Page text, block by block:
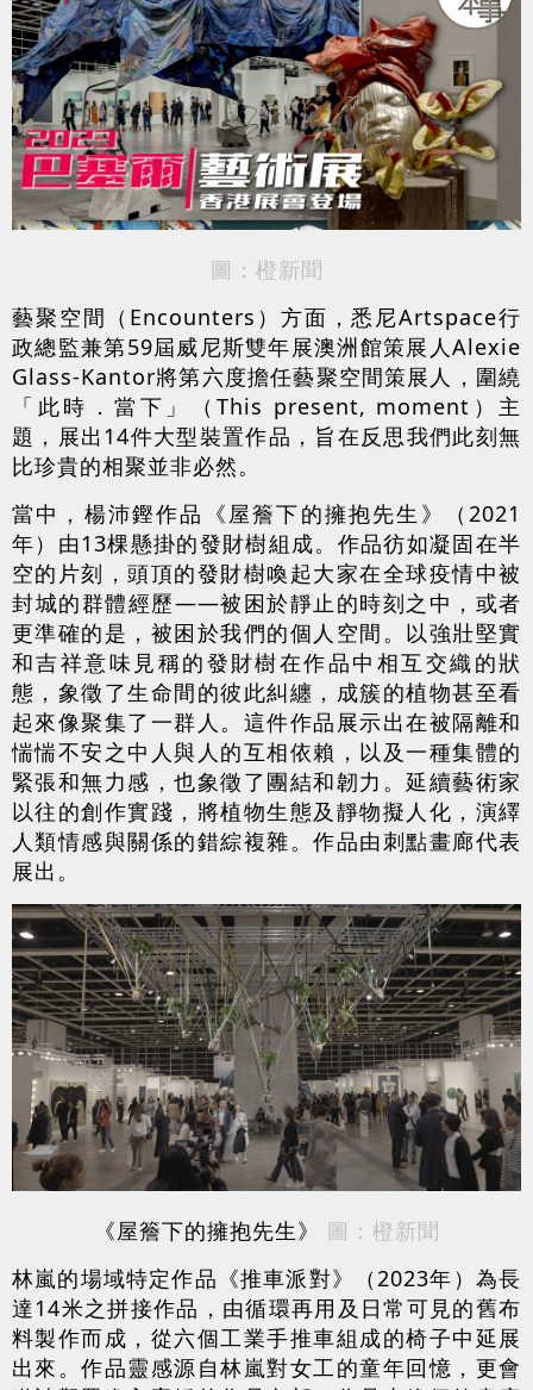
圖：橙新聞
藝聚空間（Encounters）方面，悉尼Artspace行
政總監兼第59屆威尼斯雙年展澳洲館策展人Alexie
Glass-Kantor將第六度擔任藝聚空間策展人，圍繞
「此時．當下」（This present, moment）主
題，展出14件大型裝置作品，旨在反思我們此刻無
比珍貴的相聚並非必然。
當中，楊沛鏗作品《屋簷下的擁抱先生》（2021
年）由13棵懸掛的發財樹組成。作品彷如凝固在半
空的片刻，頭頂的發財樹喚起大家在全球疫情中被
封城的群體經歷——被困於靜止的時刻之中，或者
更準確的是，被困於我們的個人空間。以強壯堅實
和吉祥意味見稱的發財樹在作品中相互交織的狀
態，象徵了生命間的彼此糾纏，成簇的植物甚至看
起來像聚集了一群人。這件作品展示出在被隔離和
惴惴不安之中人與人的互相依賴，以及一種集體的
緊張和無力感，也象徵了團結和韌力。延續藝術家
以往的創作實踐，將植物生態及靜物擬人化，演繹
人類情感與關係的錯綜複雜。作品由刺點畫廊代表
展出。
《屋簷下的擁抱先生》
圖：橙新聞
林嵐的場域特定作品《推車派對》（2023年）為長
達14米之拼接作品，由循環再用及日常可見的舊布
料製作而成，從六個工業手推車組成的椅子中延展
出來。作品靈感源自林嵐對女工的童年回憶，更會